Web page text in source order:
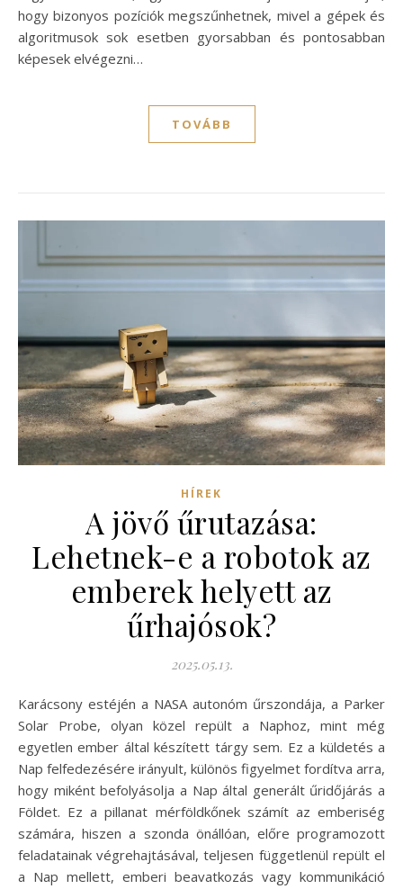
hogy bizonyos pozíciók megszűnhetnek, mivel a gépek és
algoritmusok sok esetben gyorsabban és pontosabban
képesek elvégezni…
TOVÁBB
HÍREK
A jövő űrutazása:
Lehetnek-e a robotok az
emberek helyett az
űrhajósok?
2025.05.13.
Karácsony estéjén a NASA autonóm űrszondája, a Parker
Solar Probe, olyan közel repült a Naphoz, mint még
egyetlen ember által készített tárgy sem. Ez a küldetés a
Nap felfedezésére irányult, különös figyelmet fordítva arra,
hogy miként befolyásolja a Nap által generált űridőjárás a
Földet. Ez a pillanat mérföldkőnek számít az emberiség
számára, hiszen a szonda önállóan, előre programozott
feladatainak végrehajtásával, teljesen függetlenül repült el
a Nap mellett, emberi beavatkozás vagy kommunikáció